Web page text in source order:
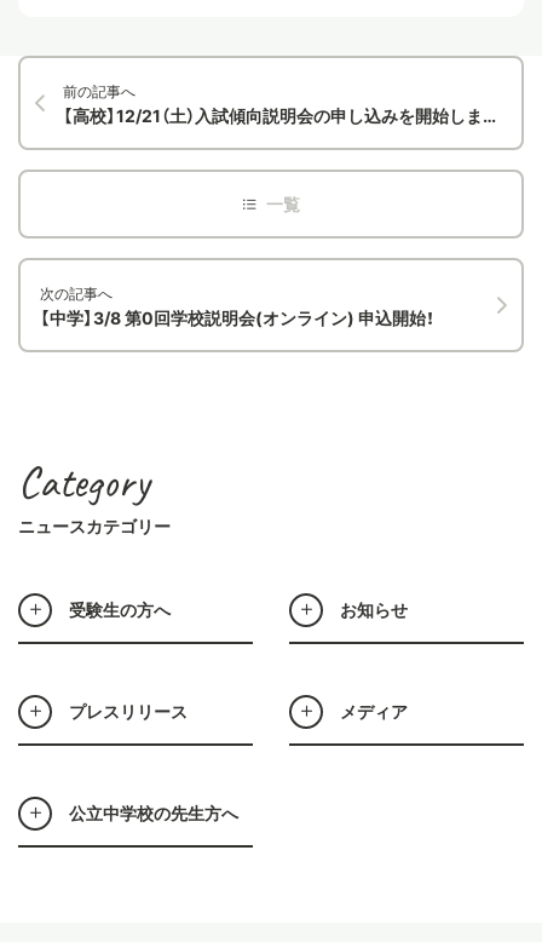
在校生・保護者・卒業生の方へ
前の記事へ
【高校】12/21（土）入試傾向説明会の申し込みを開始しました！
次の記事へ
【中学】3/8 第0回学校説明会(オンライン) 申込開始！
Category
ニュースカテゴリー
受験生の方へ お知らせ
プレスリリース メディア
公立中学校の先生方へ